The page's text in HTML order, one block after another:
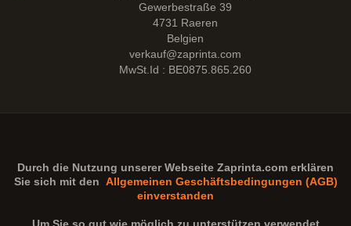
Gewerbestraße 39
4731 Raeren
Belgien
verkauf@zaprinta.com
MwSt.Id : BE0875.865.260
Durch die Nutzung unserer Webseite Zaprinta.com erklären
Sie sich mit den Allgemeinen Geschäftsbedingungen (AGB)
einverstanden